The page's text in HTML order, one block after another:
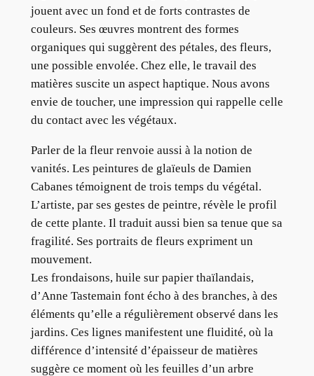
jouent avec un fond et de forts contrastes de
couleurs. Ses œuvres montrent des formes
organiques qui suggèrent des pétales, des fleurs,
une possible envolée. Chez elle, le travail des
matières suscite un aspect haptique. Nous avons
envie de toucher, une impression qui rappelle celle
du contact avec les végétaux.
Parler de la fleur renvoie aussi à la notion de
vanités. Les peintures de glaïeuls de Damien
Cabanes témoignent de trois temps du végétal.
L’artiste, par ses gestes de peintre, révèle le profil
de cette plante. Il traduit aussi bien sa tenue que sa
fragilité. Ses portraits de fleurs expriment un
mouvement.
Les frondaisons, huile sur papier thaïlandais,
d’Anne Tastemain font écho à des branches, à des
éléments qu’elle a régulièrement observé dans les
jardins. Ces lignes manifestent une fluidité, où la
différence d’intensité d’épaisseur de matières
suggère ce moment où les feuilles d’un arbre